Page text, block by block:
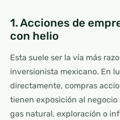
1. Acciones de
con helio
Esta suele ser la vía más
inversionista mexicano. En
directamente, compras
tienen exposición al
gas natural, exploración o